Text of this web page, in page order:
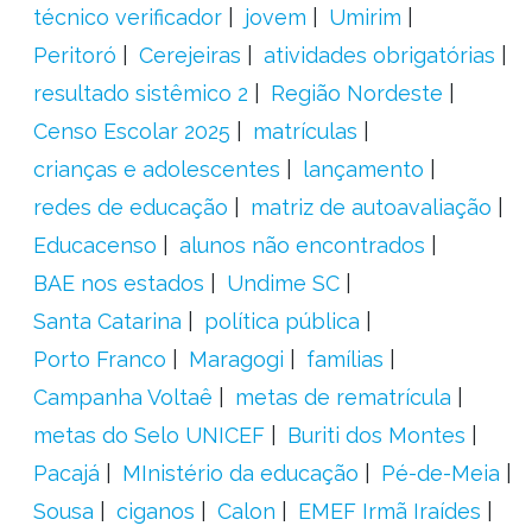
técnico verificador
jovem
Umirim
Peritoró
Cerejeiras
atividades obrigatórias
resultado sistêmico 2
Região Nordeste
Censo Escolar 2025
matrículas
crianças e adolescentes
lançamento
redes de educação
matriz de autoavaliação
Educacenso
alunos não encontrados
BAE nos estados
Undime SC
Santa Catarina
política pública
Porto Franco
Maragogi
famílias
Campanha Voltaê
metas de rematrícula
metas do Selo UNICEF
Buriti dos Montes
Pacajá
MInistério da educação
Pé-de-Meia
Sousa
ciganos Calon
EMEF Irmã Iraídes